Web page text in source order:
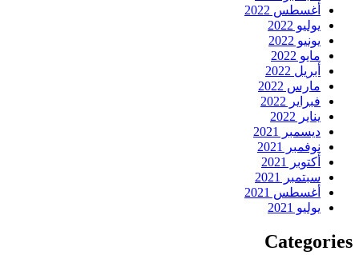
أغسطس 2022
يوليو 2022
يونيو 2022
مايو 2022
أبريل 2022
مارس 2022
فبراير 2022
يناير 2022
ديسمبر 2021
نوفمبر 2021
أكتوبر 2021
سبتمبر 2021
أغسطس 2021
يوليو 2021
Categories